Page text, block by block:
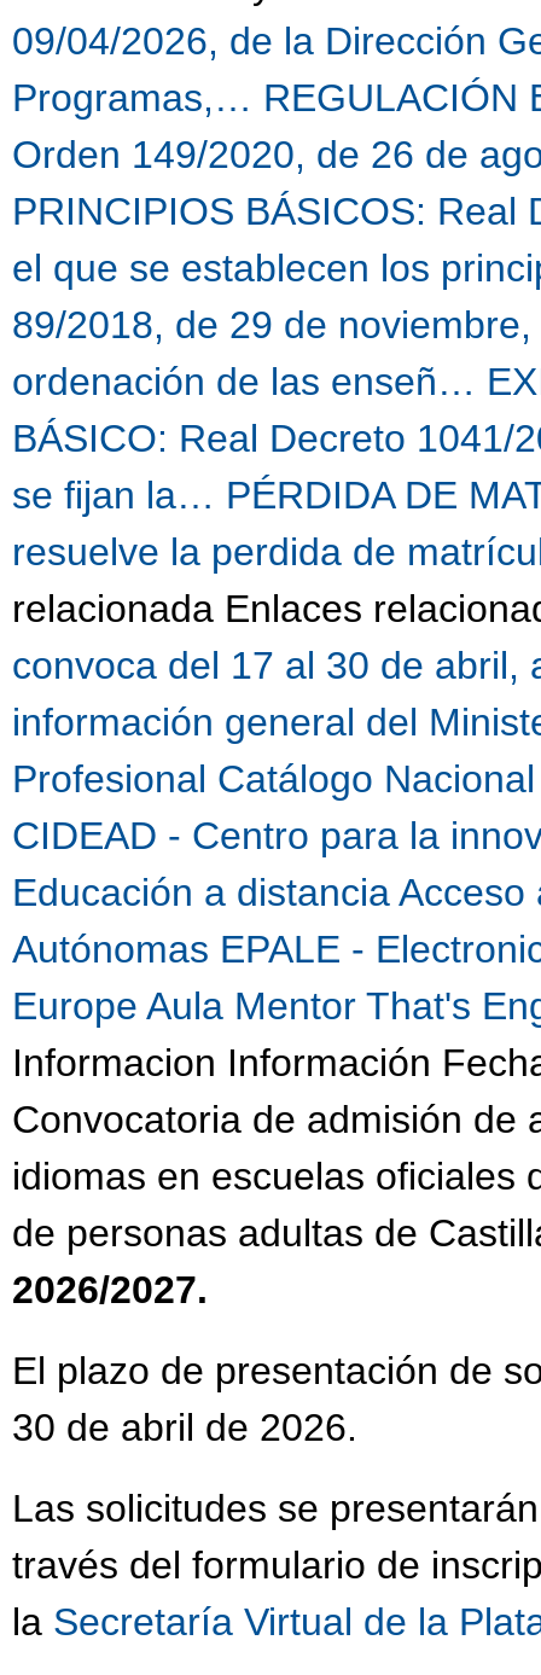
09/04/2026, de la Dirección
Programas,… REGULACIÓN
Orden 149/2020, de 26 de
PRINCIPIOS BÁSICOS:
el que se establecen los
89/2018, de 29 de
ordenación de las enseñ…
BÁSICO: Real Decreto 1041/
se fijan la… PÉRDIDA DE
resuelve la perdida de
relacionada Enlaces
convoca del 17 al 30 de
información general del
Profesional Catálogo
CIDEAD - Centro para la
Educación a distanciaAcceso
Autónomas EPALE -
Europe Aula Mentor That's
Informacion Información
Convocatoria de admisión de
idiomas en escuelas oficiales
de personas adultas de
2026/2027.
El plazo de presentación de
30 de abril de 2026.
Las solicitudes se
través del formulario de
la Secretaría Virtual de la